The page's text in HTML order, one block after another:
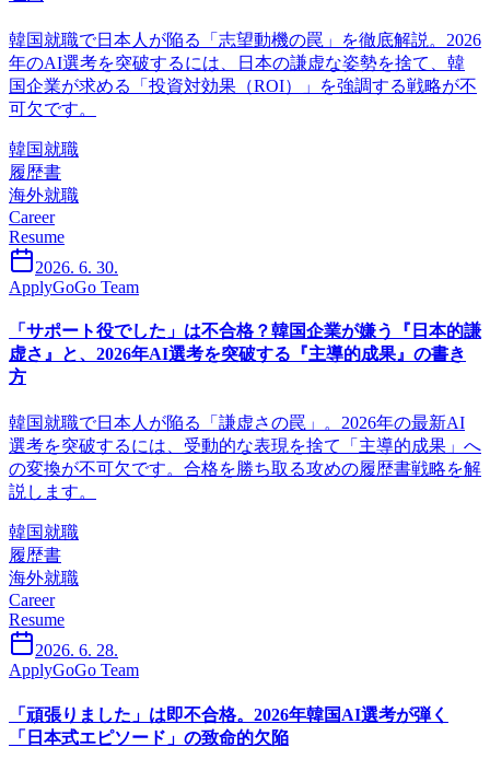
韓国就職で日本人が陥る「志望動機の罠」を徹底解説。2026
年のAI選考を突破するには、日本の謙虚な姿勢を捨て、韓
国企業が求める「投資対効果（ROI）」を強調する戦略が不
可欠です。
韓国就職
履歴書
海外就職
Career
Resume
2026. 6. 30.
ApplyGoGo Team
「サポート役でした」は不合格？韓国企業が嫌う『日本的謙
虚さ』と、2026年AI選考を突破する『主導的成果』の書き
方
韓国就職で日本人が陥る「謙虚さの罠」。2026年の最新AI
選考を突破するには、受動的な表現を捨て「主導的成果」へ
の変換が不可欠です。合格を勝ち取る攻めの履歴書戦略を解
説します。
韓国就職
履歴書
海外就職
Career
Resume
2026. 6. 28.
ApplyGoGo Team
「頑張りました」は即不合格。2026年韓国AI選考が弾く
「日本式エピソード」の致命的欠陥